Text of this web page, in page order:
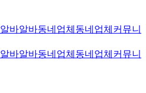
알바알바동네업체 동네업체 커뮤니
알바알바동네업체 동네업체 커뮤니